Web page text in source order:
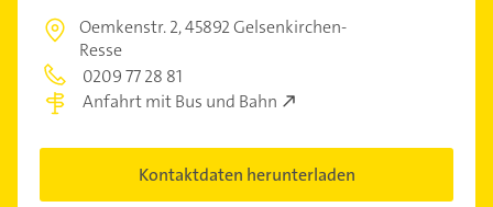
Oemkenstr. 2,45892 Gelsenkirchen-
Resse
0209 77 28 81
Anfahrt mit Bus und Bahn
Kontaktdaten herunterladen